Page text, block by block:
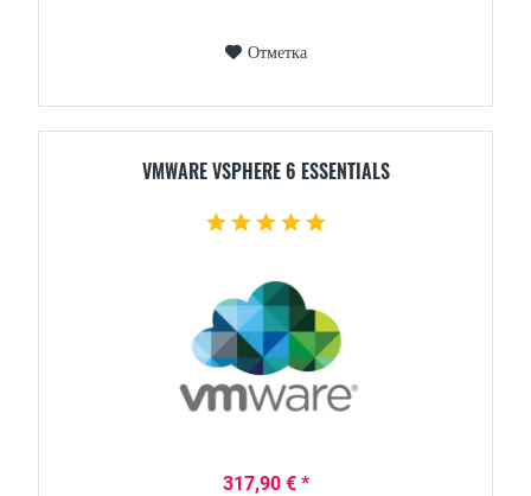
Отметка
VMWARE VSPHERE 6 ESSENTIALS
317,90 € *